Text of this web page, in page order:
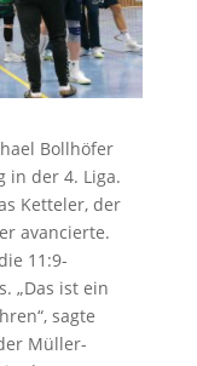
Bollhöfer
in der 4. Liga.
Ketteler, der
avancierte.
11:9-
„Das ist ein
sagte
Müller-